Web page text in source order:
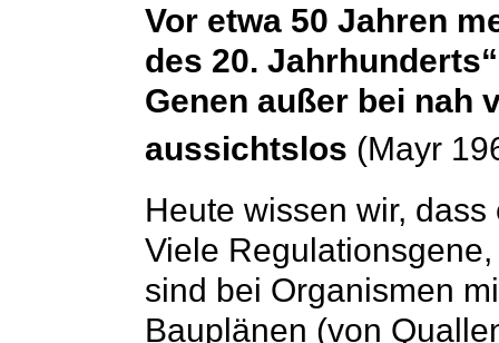
Vor etwa 50 Jahren
des 20.
Genen außer bei nah
aussichtslos (Mayr
Heute wissen wir,
Viele
sind bei Organismen
Bauplänen (von